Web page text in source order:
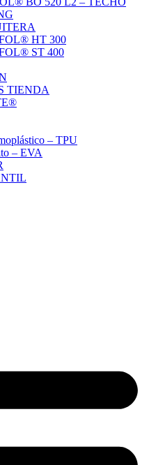
HT 300
ST 400
TIENDA
– TPU
– EVA